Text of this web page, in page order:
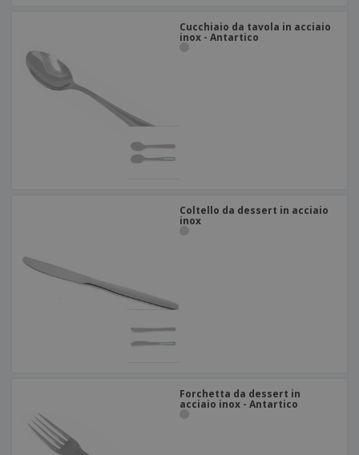
Cucchiaio da tavola in acciaio
inox - Antartico
Coltello da dessert in acciaio
inox
Forchetta da dessert in
acciaio inox - Antartico